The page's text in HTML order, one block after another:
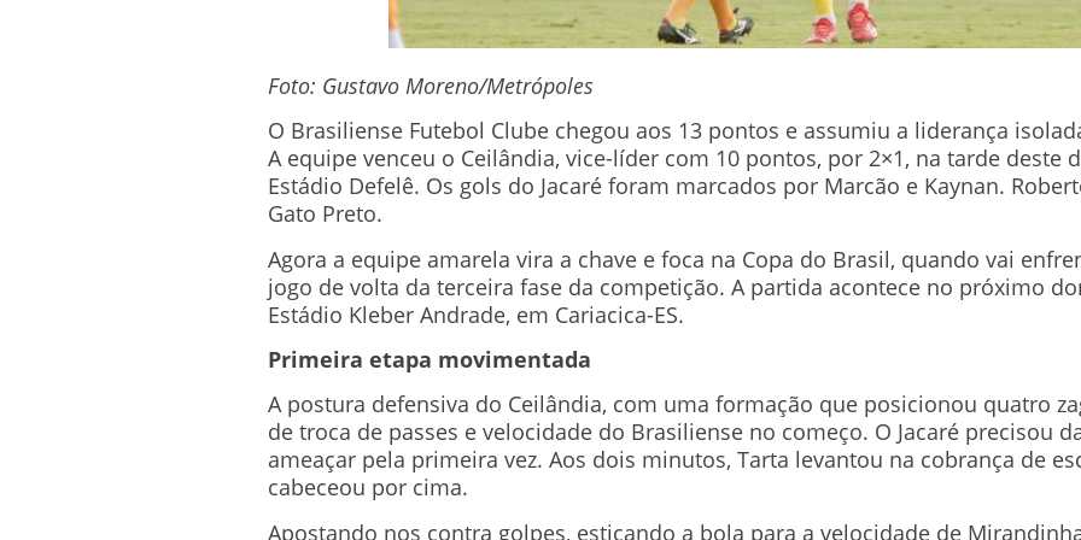
Foto: Gustavo Moreno/Metrópoles
O Brasiliense Futebol Clube chegou aos 13 pontos e assumiu a liderança
A equipe venceu o Ceilândia, vice-líder com 10 pontos, por 2×1, na tarde deste
Estádio Defelê. Os gols do Jacaré foram marcados por Marcão e Kaynan.
Gato Preto.
Agora a equipe amarela vira a chave e foca na Copa do Brasil, quando vai
jogo de volta da terceira fase da competição. A partida acontece no próximo
Estádio Kleber Andrade, em Cariacica-ES.
Primeira etapa movimentada
A postura defensiva do Ceilândia, com uma formação que posicionou quatro
de troca de passes e velocidade do Brasiliense no começo. O Jacaré precisou
ameaçar pela primeira vez. Aos dois minutos, Tarta levantou na cobrança de
cabeceou por cima.
Apostando nos contra golpes, esticando a bola para a velocidade de